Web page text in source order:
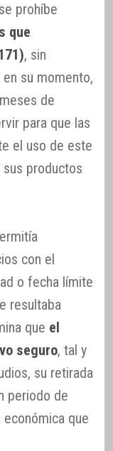
prohíbe
que
, sin
su momento,
de
para que las
el uso de este
productos
con el
o fecha límite
resultaba
que el
seguro, tal y
su retirada
periodo de
que